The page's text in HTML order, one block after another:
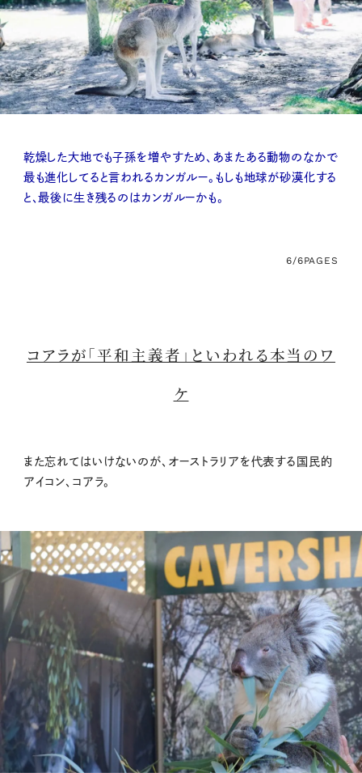
乾燥した大地でも子孫を増やすため、あまたある動物のなかで
最も進化してると言われるカンガルー。もしも地球が砂漠化する
と、最後に生き残るのはカンガルーかも。
6/6PAGES
コアラが「平和主義者」といわれる本当のワ
ケ
また忘れてはいけないのが、オーストラリアを代表する国民的
アイコン、コアラ。